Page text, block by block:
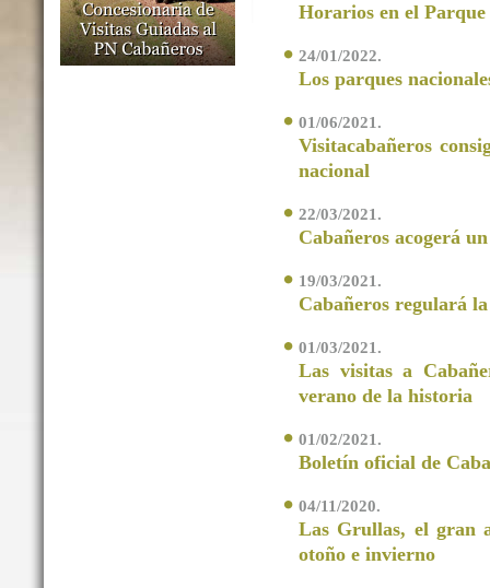
Horarios en el Parque
24/01/2022.
Los parques
01/06/2021.
Visitacabañeros
nacional
22/03/2021.
Cabañeros acogerá
19/03/2021.
Cabañeros regulará
01/03/2021.
Las visitas a
verano de la historia
01/02/2021.
Boletín oficial de
04/11/2020.
Las Grullas, el gran
otoño e invierno